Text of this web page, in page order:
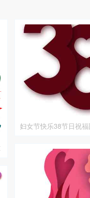
妇女节快乐38节日祝